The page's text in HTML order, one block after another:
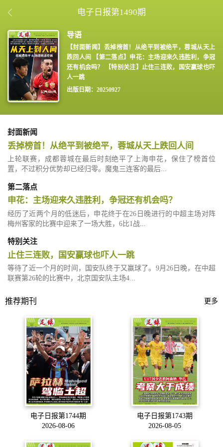
电子日报第1490期
【封面新闻】丢掉榜首！从绝平到被绝平，蓉城从天上
跌回人间 【第二落点】申花：主场迎来久违胜利，争冠
还有机会吗？ 【特别关注】止住三连败，国安赢球也吓
人一跳
出版日期：20250927
封面新闻
丢掉榜首！从绝平到被绝平，蓉城从天上跌回人间
上轮联赛，成都蓉城在最后时刻绝平了上海申花，保住了榜首位
置，不过积分优势却已经归零。魔鬼三连客的最后...
第二落点
申花：主场迎来久违胜利，争冠还有机会吗？
经历了近两个月的低迷后，申花终于在26日晚进行的中超主场对阵
梅州客家的比赛中迎来了一场大胜，6比1战...
特别关注
止住三连败，国安赢球也吓人一跳
等待了近一个月的时间，国安队终于又赢球了。9月26日晚，在中超
联赛第26轮的比赛中，北京国安队主场4...
推荐期刊 更多
电子日报第1744期
2026-08-06
电子日报第1743期
2026-08-05